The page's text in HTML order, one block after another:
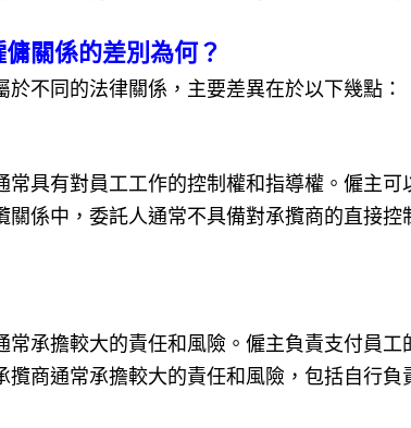
關係的差別為何？
於不同的法律關係，主要差異在於以下幾點：
常具有對員工工作的控制權和指導權。僱主
關係中，委託人通常不具備對承攬商的直接
常承擔較大的責任和風險。僱主負責支付員
攬商通常承擔較大的責任和風險，包括自行